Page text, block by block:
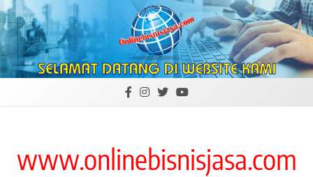
Skip
to
content
www.onlinebisnisjasa.com